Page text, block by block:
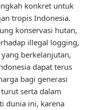
konkret untuk
tropis Indonesia.
konservasi hutan,
illegal logging,
berkelanjutan,
dapat terus
bagi generasi
serta dalam
dunia ini, karena